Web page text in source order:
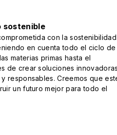
sostenible
con la sostenibilidad
en cuenta todo el ciclo de
materias primas hasta el
de crear soluciones
responsables. Creemos que
un futuro mejor para todo el